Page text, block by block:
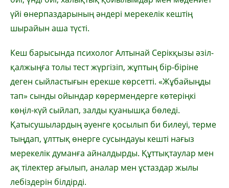
үйі өнерпаздарының әндері мерекелік кештің
шырайын аша түсті.
Кеш барысында психолог Алтынай Серікқызы әзіл-
қалжыңға толы тест жүргізіп, жұптың бір-біріне
деген сыйластығын ерекше көрсетті. «Жұбайыңды
тап» сынды ойындар көрермендерге көтеріңкі
көңіл-күй сыйлап, залды қуанышқа бөледі.
Қатысушылардың әуенге қосылып би билеуі, терме
тыңдап, ұлттық өнерге сусындауы кешті нағыз
мерекелік думанға айналдырды. Құттықтаулар мен
ақ тілектер ағылып, аналар мен ұстаздар жылы
лебіздерін білдірді.